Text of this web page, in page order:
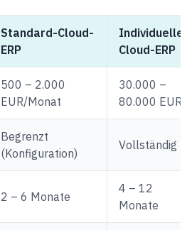
Standard-Cloud-
ERP
Individuelles
Cloud-ERP
500 – 2.000
EUR/Monat
30.000 –
80.000 EUR
Begrenzt
(Konfiguration)
Vollständig
2 – 6 Monate
4 – 12
Monate